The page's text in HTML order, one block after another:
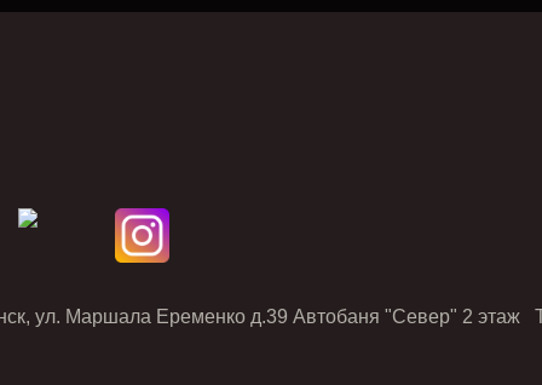
ул. Маршала Еременко д.39 Автобаня "Север" 2 этаж